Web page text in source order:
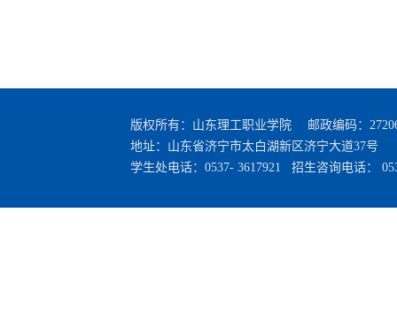
版权所有：山东理工职业学院 邮政编码：
地址：山东省济宁市太白湖新区济宁大道37号
学生处电话：0537- 3617921 招生咨询电话：